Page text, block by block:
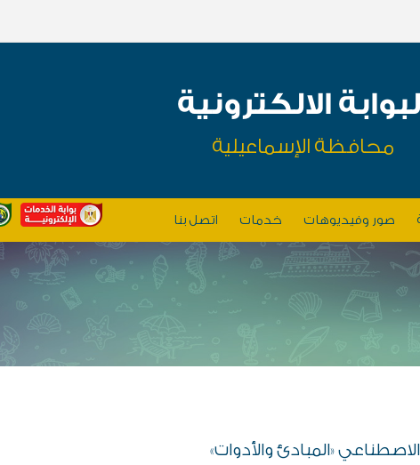
الالكترونية
محافظة الإسماعيلية
صور وفيديوهات خدمات اتصل بنا
«المبادئ والأدوات»